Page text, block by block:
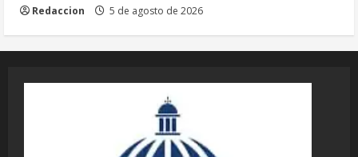
Redaccion 5 de agosto de 2026